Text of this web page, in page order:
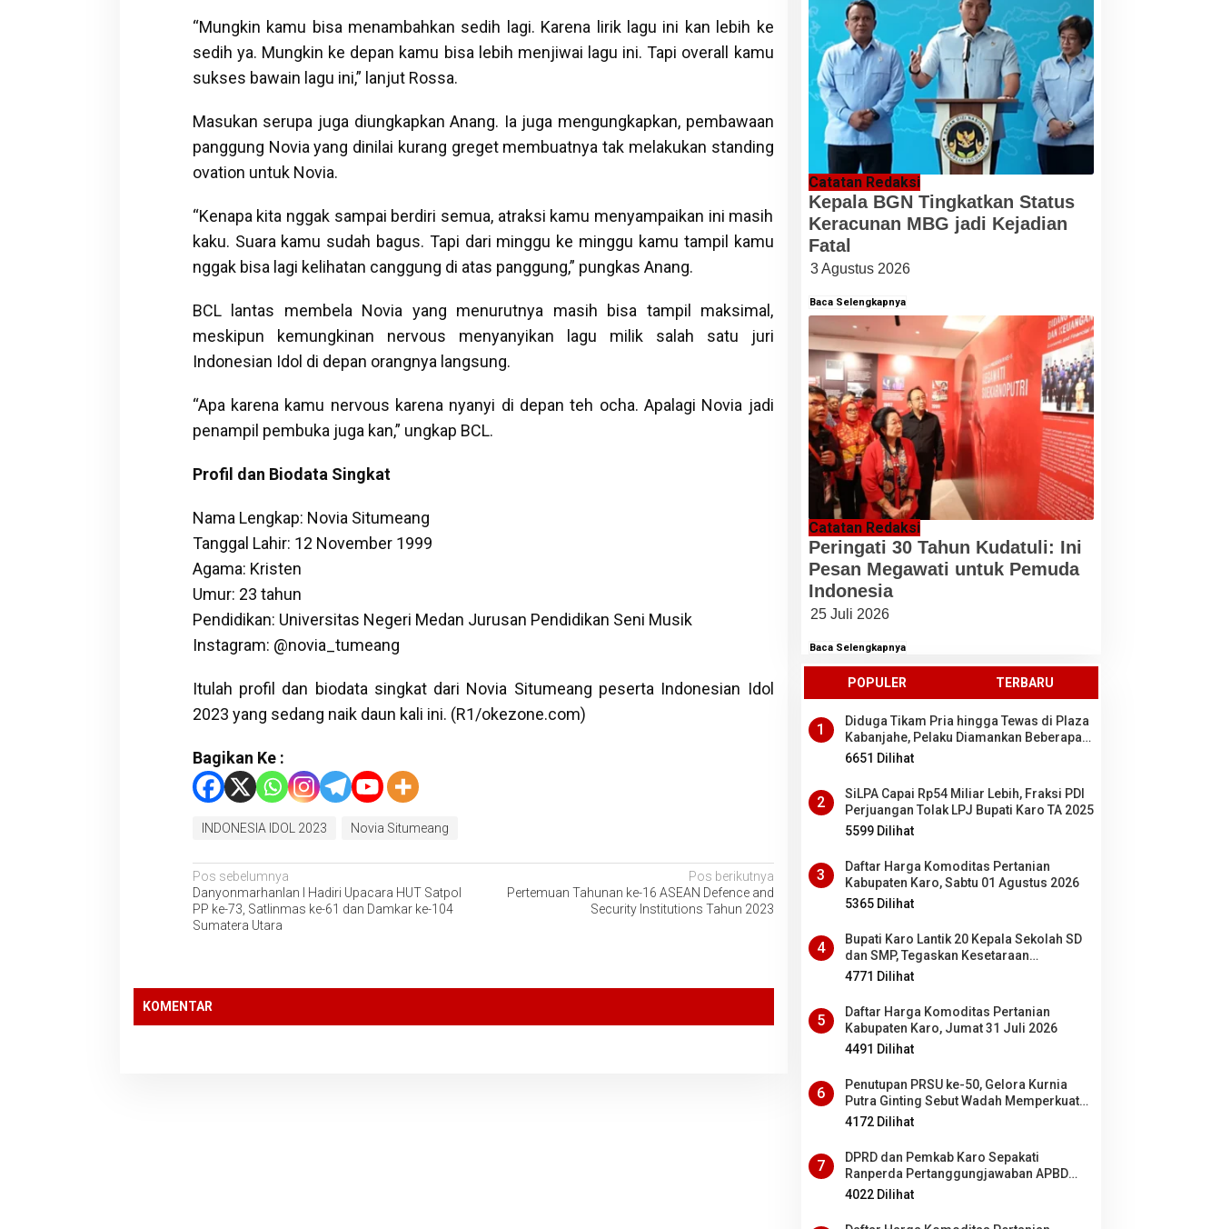
“Mungkin kamu bisa menambahkan sedih lagi. Karena lirik lagu ini kan lebih ke
sedih ya. Mungkin ke depan kamu bisa lebih menjiwai lagu ini. Tapi overall kamu
sukses bawain lagu ini,” lanjut Rossa.
Masukan serupa juga diungkapkan Anang. Ia juga mengungkapkan, pembawaan
panggung Novia yang dinilai kurang greget membuatnya tak melakukan standing
ovation untuk Novia.
“Kenapa kita nggak sampai berdiri semua, atraksi kamu menyampaikan ini masih
kaku. Suara kamu sudah bagus. Tapi dari minggu ke minggu kamu tampil kamu
nggak bisa lagi kelihatan canggung di atas panggung,” pungkas Anang.
BCL lantas membela Novia yang menurutnya masih bisa tampil maksimal,
meskipun kemungkinan nervous menyanyikan lagu milik salah satu juri
Indonesian Idol di depan orangnya langsung.
“Apa karena kamu nervous karena nyanyi di depan teh ocha. Apalagi Novia jadi
penampil pembuka juga kan,” ungkap BCL.
Profil dan Biodata Singkat
Nama Lengkap: Novia Situmeang
Tanggal Lahir: 12 November 1999
Agama: Kristen
Umur: 23 tahun
Pendidikan: Universitas Negeri Medan Jurusan Pendidikan Seni Musik
Instagram: @novia_tumeang
Itulah profil dan biodata singkat dari Novia Situmeang peserta Indonesian Idol
2023 yang sedang naik daun kali ini. (R1/okezone.com)
Bagikan Ke :
INDONESIA IDOL 2023 Novia Situmeang
Navigasi
pos
Pos sebelumnya
Danyonmarhanlan I Hadiri Upacara HUT Satpol
PP ke-73, Satlinmas ke-61 dan Damkar ke-104
Sumatera Utara
Pos berikutnya
Pertemuan Tahunan ke-16 ASEAN Defence and
Security Institutions Tahun 2023
KOMENTAR
Catatan Redaksi
Kepala BGN Tingkatkan Status
Keracunan MBG jadi Kejadian
Fatal
3 Agustus 2026
Baca Selengkapnya
Catatan Redaksi
Peringati 30 Tahun Kudatuli: Ini
Pesan Megawati untuk Pemuda
Indonesia
25 Juli 2026
Baca Selengkapnya
POPULER TERBARU
1
Diduga Tikam Pria hingga Tewas di Plaza
Kabanjahe, Pelaku Diamankan Beberapa
Menit Setelah Kejadian, Ini Motifnya
6651 Dilihat
2
SiLPA Capai Rp54 Miliar Lebih, Fraksi PDI
Perjuangan Tolak LPJ Bupati Karo TA 2025
5599 Dilihat
3
Daftar Harga Komoditas Pertanian
Kabupaten Karo, Sabtu 01 Agustus 2026
5365 Dilihat
4
Bupati Karo Lantik 20 Kepala Sekolah SD
dan SMP, Tegaskan Kesetaraan
Kesempatan Bagi ASN PNS dan PPPK
4771 Dilihat
5
Daftar Harga Komoditas Pertanian
Kabupaten Karo, Jumat 31 Juli 2026
4491 Dilihat
6
Penutupan PRSU ke-50, Gelora Kurnia
Putra Ginting Sebut Wadah Memperkuat
Kolaborasi antardaerah di Sumut
4172 Dilihat
7
DPRD dan Pemkab Karo Sepakati
Ranperda Pertanggungjawaban APBD
2025 Jadi Perda
4022 Dilihat